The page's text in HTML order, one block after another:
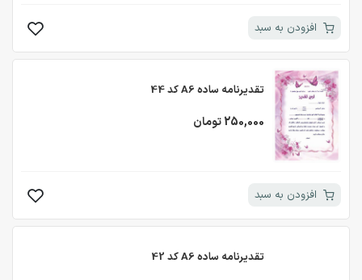
افزودن به سبد
تقدیرنامه ساده A6 کد 44
250,000 تومان
افزودن به سبد
تقدیرنامه ساده A6 کد 42